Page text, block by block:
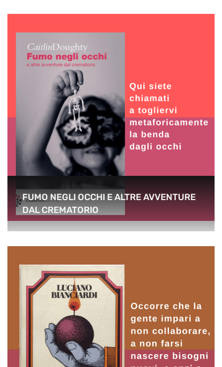
FUMO NEGLI OCCHI E ALTRE AVVENTURE
DAL CREMATORIO